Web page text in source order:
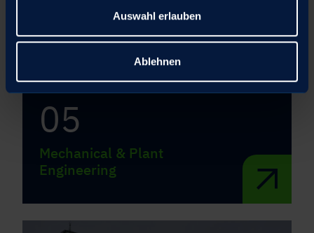
Auswahl erlauben
Ablehnen
05
Mechanical & Plant
Engineering